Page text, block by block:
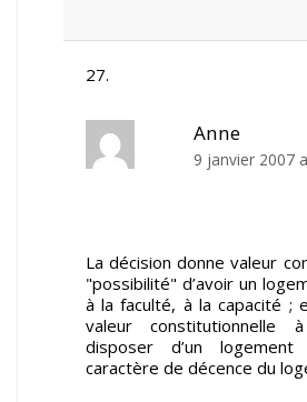
Anne
9 janvier 2007
La décision donne valeur
"possibilité" d’avoir un
à la faculté, à la capacité ;
valeur constitutionnelle
disposer d’un
caractère de décence du